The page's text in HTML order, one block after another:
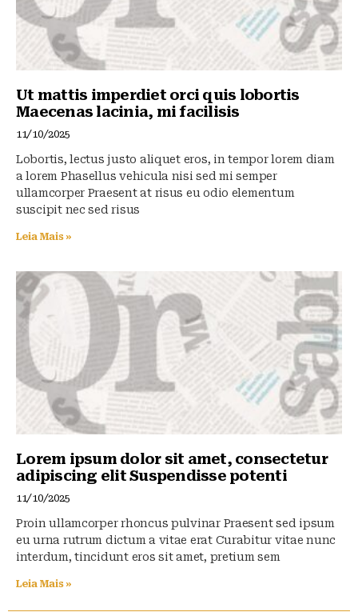
Ut mattis imperdiet orci quis lobortis
Maecenas lacinia, mi facilisis
11/10/2025
Lobortis, lectus justo aliquet eros, in tempor lorem diam
a lorem Phasellus vehicula nisi sed mi semper
ullamcorper Praesent at risus eu odio elementum
suscipit nec sed risus
Leia Mais »
Lorem ipsum dolor sit amet, consectetur
adipiscing elit Suspendisse potenti
11/10/2025
Proin ullamcorper rhoncus pulvinar Praesent sed ipsum
eu urna rutrum dictum a vitae erat Curabitur vitae nunc
interdum, tincidunt eros sit amet, pretium sem
Leia Mais »